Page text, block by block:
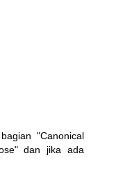
"Canonical
dan jika ada